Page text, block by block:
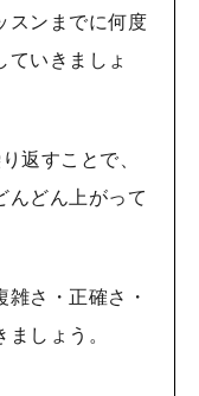
スンまでに何度
ていきましょ
返すことで、
んどん上がって
雑さ・正確さ・
しょう。